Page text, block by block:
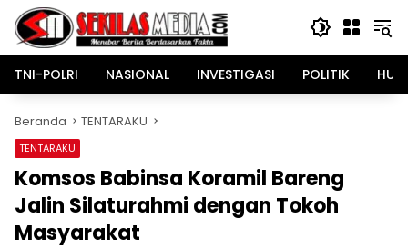
Langsung
konten
TNI-POLRI
NASIONAL INVESTIGASI POLITIK
Beranda TENTARAKU
TENTARAKU
Komsos Babinsa Koramil Bareng
Jalin Silaturahmi dengan Tokoh
Masyarakat